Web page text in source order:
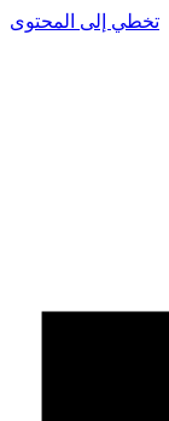
تخطي إلى المحتوى